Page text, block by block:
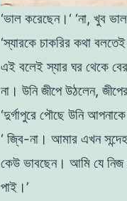
‘ভাল করেছেন। ‘ ‘না, খুব ভাল
‘স্যারকে চাকরির কথা বলতেই
এই বলেইস্যার ঘর থেকে বের
না । উনি জীপেউঠলেন,
‘দুর্গাপুরে পৌছে উনি
‘ জ্বি-না। আমার এখন
কেউ ভাবছেন। আমি যে
পাই।’